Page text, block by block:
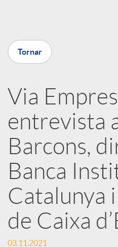
X
r
x
e
s
S
Tornar
Via
entrevista
Barcons,
Banca
Catalunya
de Caixa
03.11.2021